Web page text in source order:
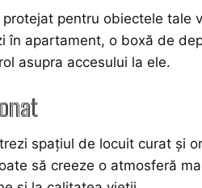
pentru obiectele tale
apartament, o boxă de
asupra accesului la ele.
spațiul de locuit curat și
să creeze o atmosferă